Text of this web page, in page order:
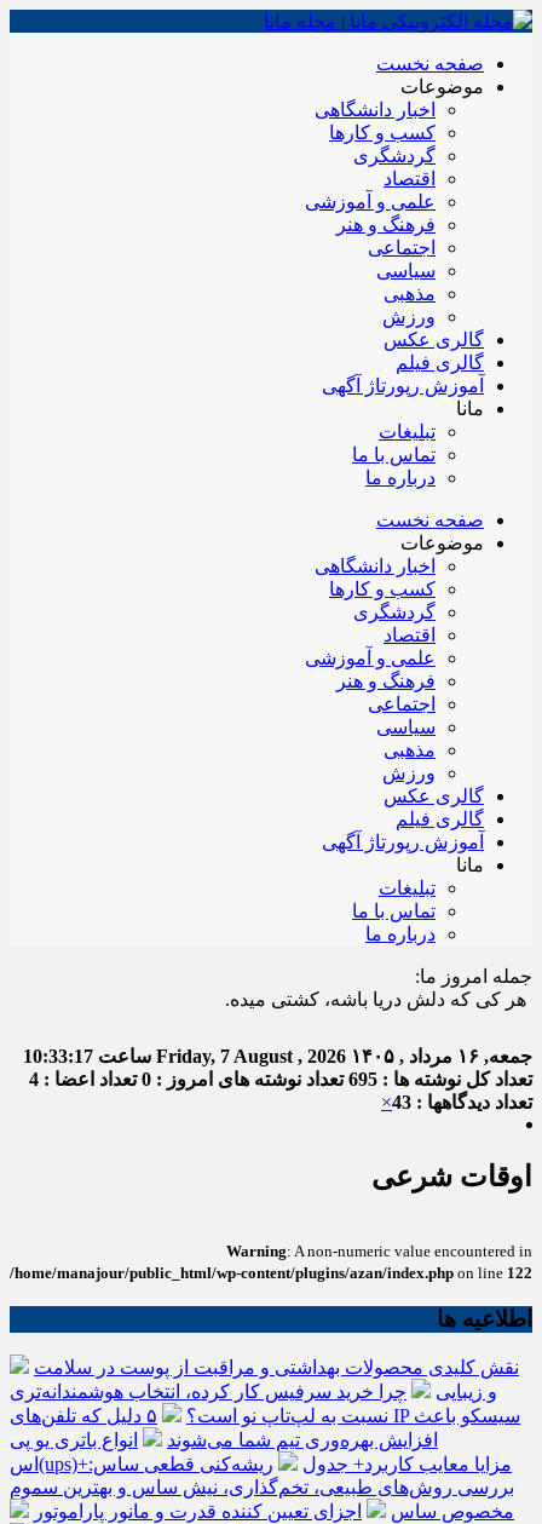
صفحه نخست
موضوعات
اخبار دانشگاهی
کسب و کارها
گردشگری
اقتصاد
علمی و آموزشی
فرهنگ و هنر
اجتماعی
سیاسی
مذهبی
ورزش
گالری عکس
گالری فیلم
آموزش رپورتاژ آگهی
مانا
تبلیغات
تماس با ما
درباره ما
صفحه نخست
موضوعات
اخبار دانشگاهی
کسب و کارها
گردشگری
اقتصاد
علمی و آموزشی
فرهنگ و هنر
اجتماعی
سیاسی
مذهبی
ورزش
گالری عکس
گالری فیلم
آموزش رپورتاژ آگهی
مانا
تبلیغات
تماس با ما
درباره ما
جمله امروز ما:
که دلش دریا باشه، کشتی میده.
جمعه, ۱۶ مرداد , ۱۴۰۵ Friday, 7 August , 2026 ساعت 10:33:18
تعداد کل نوشته ها : 695
تعداد نوشته های امروز : 0
تعداد اعضا : 4
تعداد دیدگاهها : 43
×
اوقات شرعی
Warning: A non-numeric value encountered in
/home/manajour/public_html/wp-content/plugins/azan/index.php on line 122
اطلاعیه ها
نقش کلیدی محصولات بهداشتی و مراقبت از پوست در سلامت
و زیبایی
چرا خرید سرفیس کار کرده، انتخاب هوشمندانه‌تری
نسبت به لپ‌تاپ نو است؟
۵ دلیل که تلفن‌های IP سیسکو باعث
افزایش بهره‌وری تیم شما می‌شوند
انواع باتری یو پی
اس(ups)+مزایا معایب کاربرد+ جدول
ریشه‌کنی قطعی ساس:
بررسی روش‌های طبیعی، تخم‌گذاری، نیش ساس و بهترین سموم
مخصوص ساس
اجزای تعیین کننده قدرت و مانور پاراموتور